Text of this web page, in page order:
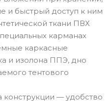
и быстрый доступ к ним
ткани ПВХ
карманах
каркасные
и изолона ППЭ, дно
тентового
— удобство